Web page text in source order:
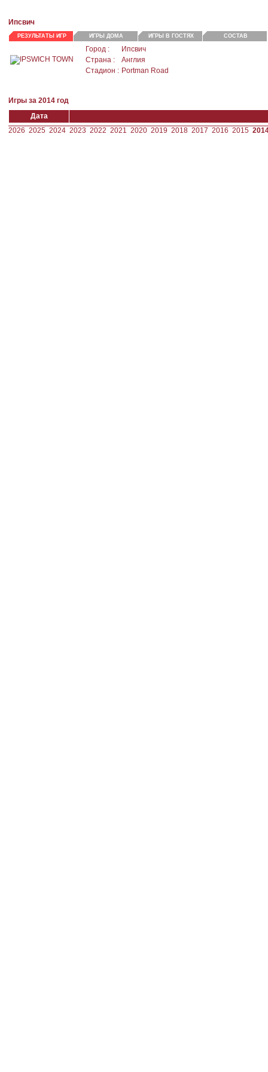
Ипсвич
РЕЗУЛЬТАТЫ ИГР ИГРЫ ДОМА ИГРЫ В ГОСТЯХ СОСТАВ
Город :
Ипсвич
Страна :
Англия
Стадион : Portman Road
Игры за 2014 год
Дата
2026 2025 2024 2023 2022 2021 2020 2019 2018 2017 2016 2015